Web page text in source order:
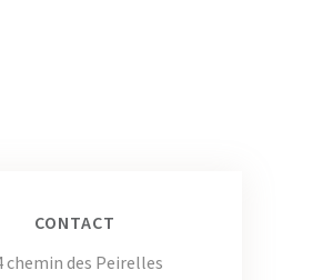
CONTACT
chemin des Peirelles